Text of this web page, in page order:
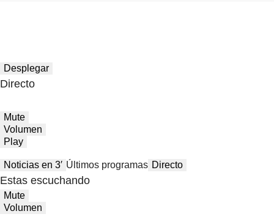
Desplegar
Directo
Mute
Volumen
Play
Noticias en 3′ Últimos programas Directo
Estas escuchando
Mute
Volumen